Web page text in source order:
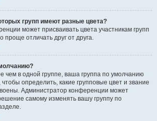
групп имеют разные цвета?
может присваивать цвета участникам групп
проще отличать друг от друга.
чем в одной группе, ваша группа по умолчанию
чтобы определить, какие групповые цвет и звание
Администратор конференции может
самому изменять вашу группу по